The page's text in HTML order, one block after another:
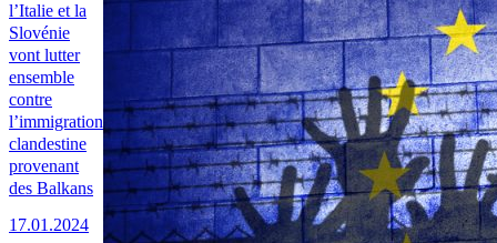
l’Italie et la
Slovénie
vont lutter
ensemble
contre
l’immigration
clandestine
provenant
des Balkans
17.01.2024